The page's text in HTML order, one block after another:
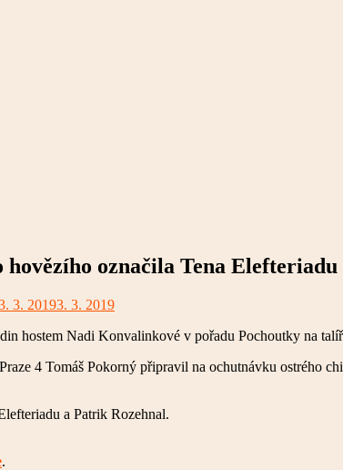
označila Tena Elefteriadu
3. 20193. 3. 2019
hostem Nadi Konvalinkové v pořadu Pochoutky na
4 Tomáš Pokorný připravil na ochutnávku ostrého
a Patrik Rozehnal.
.